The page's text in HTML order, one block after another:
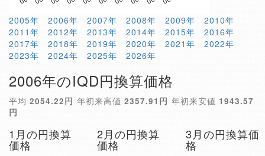
2005年 2006年 2007年 2008年 2009年
2010年
2011年
2012年 2013年 2014年 2015年
2016年
2017年
2018年 2019年 2020年 2021年
2022年
2023年
2024年 2025年 2026年
2006年のIQD円換算価格
平均 2054.22円 年初来高値 2357.91円 年初来安値 1943.57
円
1月の円換算
価格
2月の円換算
価格
3月の円換算価
格